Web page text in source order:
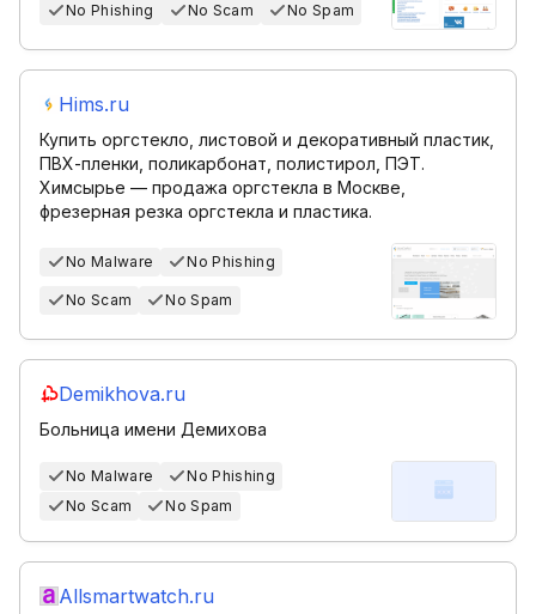
No Phishing No Scam No Spam
Hims.ru
Купить оргстекло, листовой и декоративный пластик,
ПВХ-пленки, поликарбонат, полистирол, ПЭТ.
Химсырье — продажа оргстекла в Москве,
фрезерная резка оргстекла и пластика.
No Malware No Phishing
No Scam No Spam
Demikhova.ru
Больница имени Демихова
No Malware
No Phishing
No Scam
No Spam
Allsmartwatch.ru